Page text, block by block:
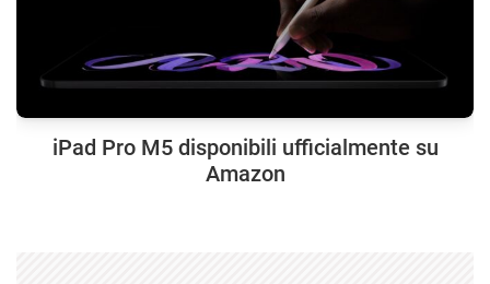
iPad Pro M5 disponibili ufficialmente su
Amazon